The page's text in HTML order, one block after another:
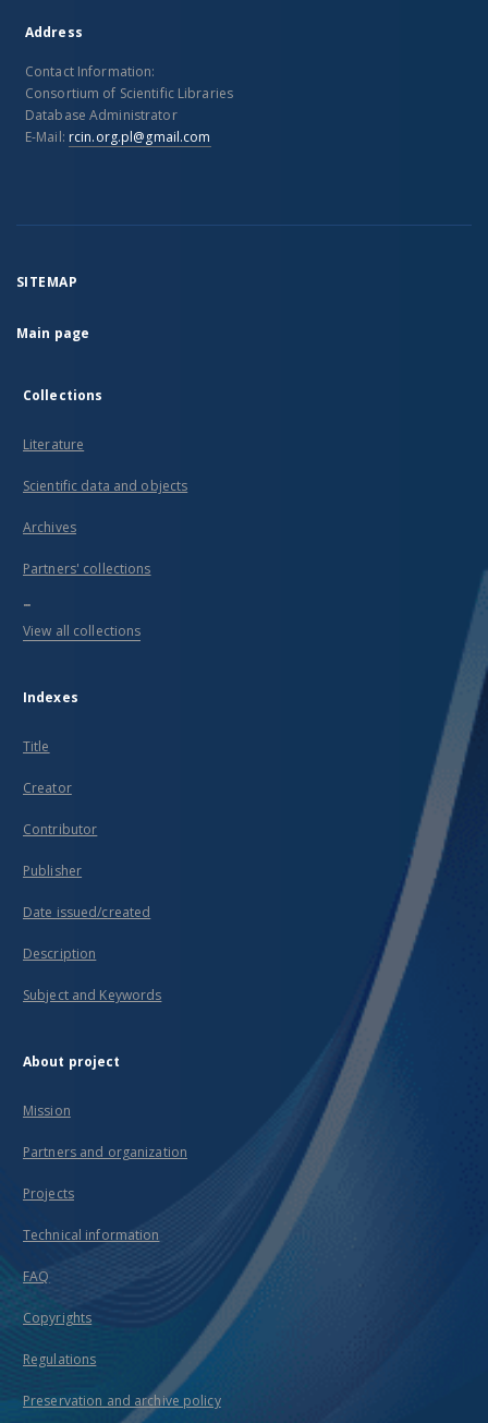
Address
Contact Information:
Consortium of Scientific Libraries
Database Administrator
E-Mail: rcin.org.pl@gmail.com
SITEMAP
Main page
Collections
Literature
Scientific data and objects
Archives
Partners' collections
...
View all collections
Indexes
Title
Creator
Contributor
Publisher
Date issued/created
Description
Subject and Keywords
About project
Mission
Partners and organization
Projects
Technical information
FAQ
Copyrights
Regulations
Preservation and archive policy